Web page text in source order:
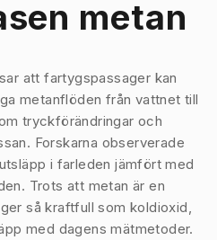
metan
att fartygspassager kan
metanflöden från vattnet till
tryckförändringar och
Forskarna observerade
i farleden jämfört med
Trots att metan är en
så kraftfull som koldioxid,
med dagens mätmetoder.